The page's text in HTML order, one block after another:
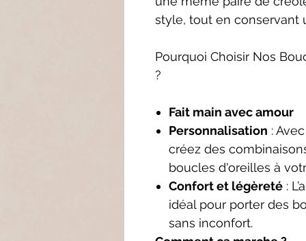
style, tout en conservant
Pourquoi Choisir Nos
?
Fait main avec amour
Personnalisation :
créez des
boucles d'oreilles à
Confort et légèreté :
idéal pour porter des
sans inconfort.